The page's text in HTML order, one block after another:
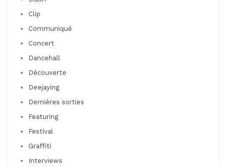
Clip
Communiqué
Concert
Dancehall
Découverte
Deejaying
Dernières sorties
Featuring
Festival
Graffiti
Interviews